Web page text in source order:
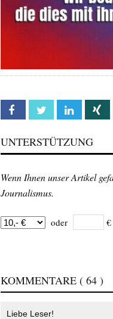
Facebook Twitter Linkedin
UNTERSTÜTZUNG
Wenn Ihnen unser Artikel
Journalismus.
oder €
KOMMENTARE ( 64 )
Liebe Leser!